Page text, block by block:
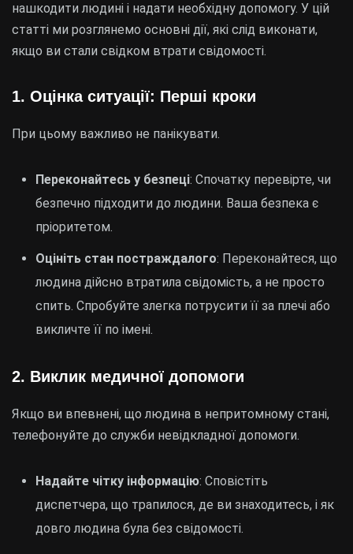
нашкодити людині і надати необхідну допомогу. У цій
статті ми розглянемо основні дії, які слід виконати,
якщо ви стали свідком втрати свідомості.
1. Оцінка ситуації: Перші кроки
При цьому важливо не панікувати.
Переконайтесь у безпеці: Спочатку перевірте, чи
безпечно підходити до людини. Ваша безпека є
пріоритетом.
Оцініть стан постраждалого: Переконайтеся, що
людина дійсно втратила свідомість, а не просто
спить. Спробуйте злегка потрусити її за плечі або
викличте її по імені.
2. Виклик медичної допомоги
Якщо ви впевнені, що людина в непритомному стані,
телефонуйте до служби невідкладної допомоги.
Надайте чітку інформацію: Сповістіть
диспетчера, що трапилося, де ви знаходитесь, і як
довго людина була без свідомості.